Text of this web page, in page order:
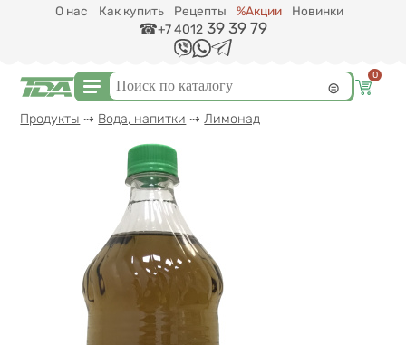
Перейти к основному содержанию
О нас Как купить Рецепты %Акции
Новинки
+7 4012 39 39 79
Форма поиска
Поиск 0
Вы здесь
Продукты ⇢ Вода, напитки ⇢Лимонад